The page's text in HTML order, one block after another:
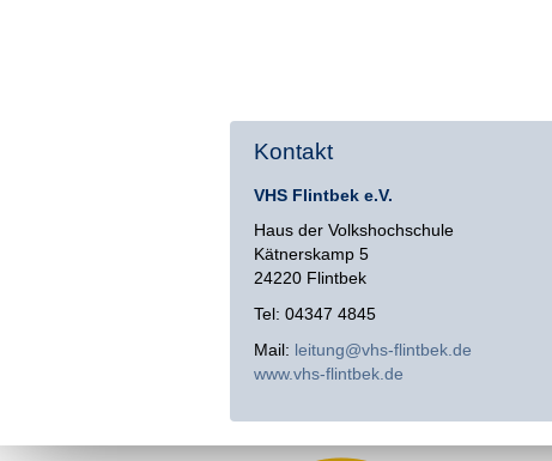
Kontakt
VHS Flintbek e.V.
Haus der Volkshochschule
Kätnerskamp 5
24220 Flintbek
Tel: 04347 4845
Mail: leitung@vhs-flintbek.de
www.vhs-flintbek.de